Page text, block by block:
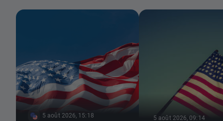
5 août 2026, 15:18 5 août 2026, 09:14